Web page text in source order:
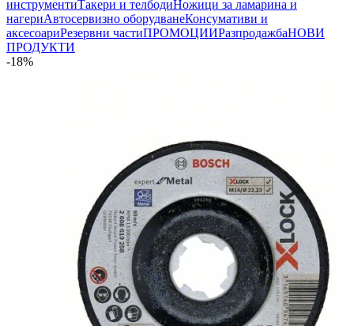
инструментиТакери и телбодиНожици за ламарина и
нагериАвтосервизно оборудванеКонсумативи и
аксесоариРезервни частиПРОМОЦИИРазпродажбаНОВИ
ПРОДУКТИ
-18%